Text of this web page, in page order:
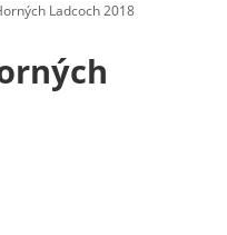
Ladcoch 2018